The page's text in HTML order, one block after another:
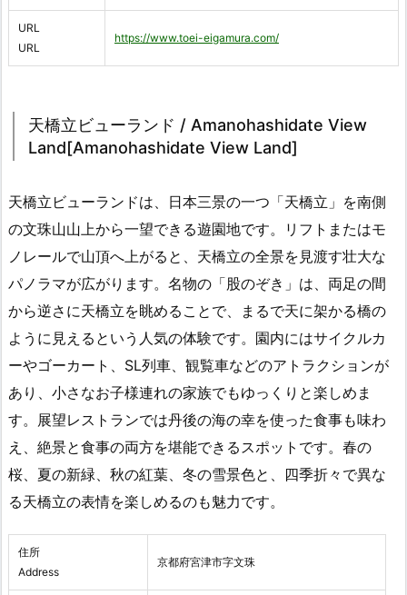
URL
URL
https://www.toei-eigamura.com/
天橋立ビューランド / Amanohashidate View
Land[Amanohashidate View Land]
天橋立ビューランドは、日本三景の一つ「天橋立」を南側
の文珠山山上から一望できる遊園地です。リフトまたはモ
ノレールで山頂へ上がると、天橋立の全景を見渡す壮大な
パノラマが広がります。名物の「股のぞき」は、両足の間
から逆さに天橋立を眺めることで、まるで天に架かる橋の
ように見えるという人気の体験です。園内にはサイクルカ
ーやゴーカート、SL列車、観覧車などのアトラクションが
あり、小さなお子様連れの家族でもゆっくりと楽しめま
す。展望レストランでは丹後の海の幸を使った食事も味わ
え、絶景と食事の両方を堪能できるスポットです。春の
桜、夏の新緑、秋の紅葉、冬の雪景色と、四季折々で異な
る天橋立の表情を楽しめるのも魅力です。
住所
Address
京都府宮津市字文珠